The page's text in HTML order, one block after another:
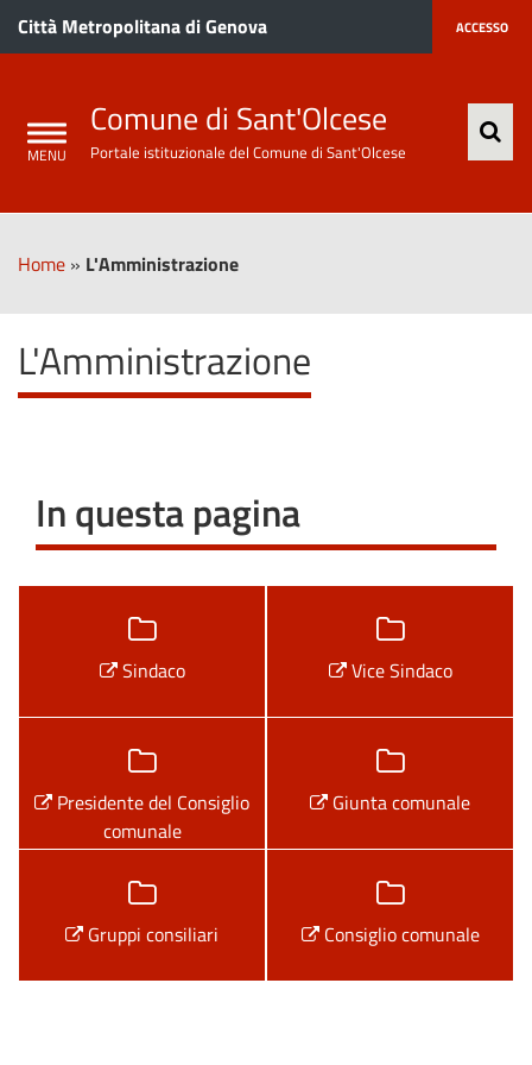
Città Metropolitana di Genova ACCESSO
Comune di Sant'Olcese
Portale istituzionale del Comune di Sant'Olcese
Home » L'Amministrazione
L'Amministrazione
In questa pagina
Sindaco Vice Sindaco
Presidente del Consiglio
comunale
Giunta comunale
Gruppi consiliari Consiglio comunale